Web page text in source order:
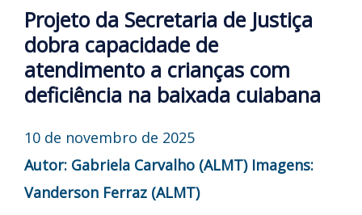
Projeto da Secretaria de Justiça
dobra capacidade de
atendimento a crianças com
deficiência na baixada cuiabana
10 de novembro de 2025
Autor: Gabriela Carvalho (ALMT) Imagens:
Vanderson Ferraz (ALMT)